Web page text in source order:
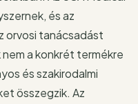
és az
orvosi tanácsadást
a konkrét termékre
és szakirodalmi
összegzik. Az